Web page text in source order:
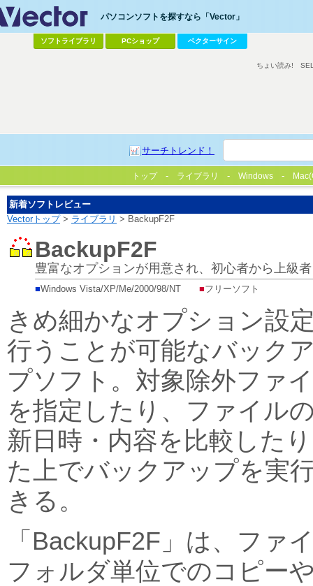
パソコンソフトを探すなら「Vector」
ソフトライブラリ PCショップ ベクターサイン
サーチトレンド！
ちょい読み!
トップ ライブラリ Windows
新着ソフトレビュー
Vectorトップ> ライブラリ > BackupF2F
BackupF2F
豊富なオプションが用意され、初心者から上級
■Windows Vista/XP/Me/2000/98/NT ■フリーソフト
きめ細かなオプション設
行うことが可能なバック
プソフト。対象除外ファ
を指定したり、ファイル
新日時・内容を比較した
た上でバックアップを実
きる。
「BackupF2F」は、ファ
フォルダ単位でのコピー